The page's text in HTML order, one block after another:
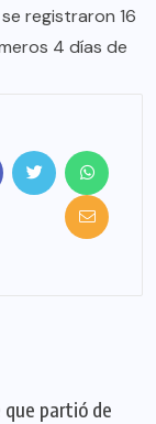
registraron 16
4 días de
partió de